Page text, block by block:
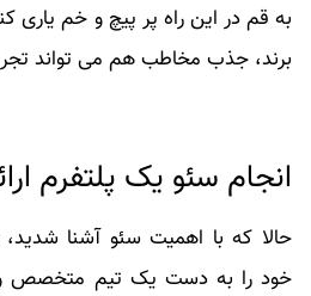
به قم در این راه پر پیچ و خم یاری
برند، جذب مخاطب هم می تواند
انجام سئو یک پلتفرم
حالا که با اهمیت سئو آشنا
خود را به دست یک تیم متخصص و